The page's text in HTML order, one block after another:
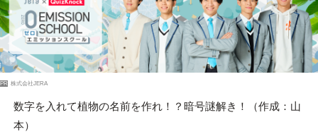
PR 株式会社JERA
数字を入れて植物の名前を作れ！？暗号謎解き！（作成：山
本）